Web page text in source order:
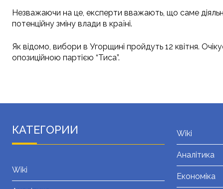
Незважаючи на це, експерти вважають, що саме
потенційну зміну влади в країні.
Як відомо, вибори в Угорщині пройдуть 12 квітня.
опозиційною партією “Тиса”.
КАТЕГОРИИ
Wiki
Wiki
Аналітика
Економіка